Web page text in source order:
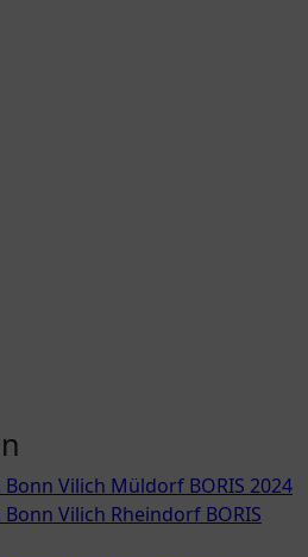
Vilich Müldorf BORIS 2024
Vilich Rheindorf BORIS